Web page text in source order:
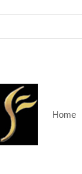
Home